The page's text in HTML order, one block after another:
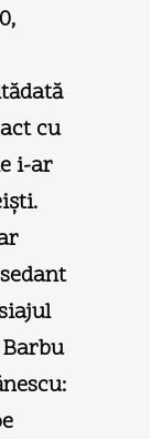
cu
i-ar